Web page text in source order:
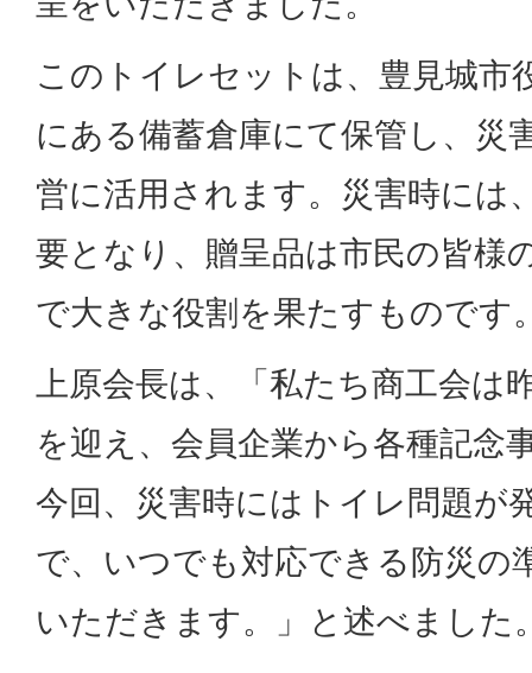
このトイレセットは、豊見城市
にある備蓄倉庫にて保管し、災
営に活用されます。災害時には
要となり、贈呈品は市民の皆様
で大きな役割を果たすものです
上原会長は、「私たち商工会は
を迎え、会員企業から各種記念
今回、災害時にはトイレ問題が
で、いつでも対応できる防災の
いただきます。」と述べました